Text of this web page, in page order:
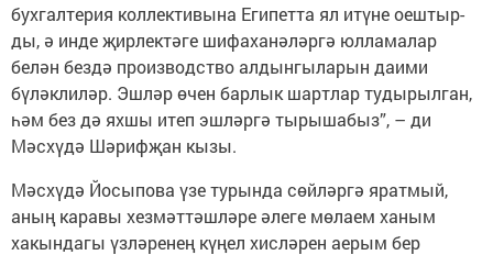
бухгалтерия коллективына Египетта ял итүне оештыр­
ды, ә инде җирлектәге шифаханәләргә юлламалар
белән бездә производство алдынгыларын даими
бүләклиләр. Эшләр өчен барлык шартлар тудырылган,
һәм без дә яхшы итеп эшләргә тырышабыз”, – ди
Мәсхүдә Шәрифҗан кызы.
Мәсхүдә Йосыпова үзе турында сөйләргә яратмый,
аның каравы хезмәттәшләре әлеге мөлаем ханым
хакындагы үзләренең күңел хисләрен аерым бер